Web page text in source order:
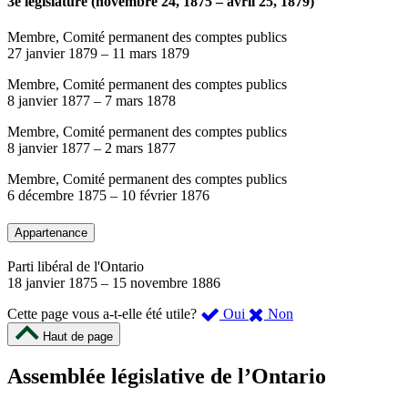
Membre, Comité permanent des comptes publics
27 janvier 1879 – 11 mars 1879
Membre, Comité permanent des comptes publics
8 janvier 1877 – 7 mars 1878
Membre, Comité permanent des comptes publics
8 janvier 1877 – 2 mars 1877
Membre, Comité permanent des comptes publics
6 décembre 1875 – 10 février 1876
Appartenance
Parti libéral de l'Ontario
18 janvier 1875 – 15 novembre 1886
Cette page vous a-t-elle été utile?
Oui ,
été
Non
m’a
Haut de page
Assemblée législative de l’Ontario